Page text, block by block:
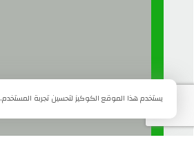
يستخدم هذا الموقع الكوكيز لتحسين تجربة المستخدم.